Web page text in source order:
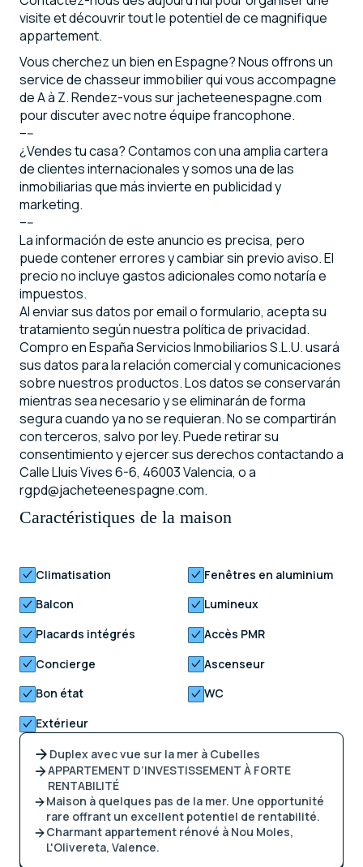
visite et découvrir tout le potentiel de ce magnifique
appartement.
Vous cherchez un bien en Espagne? Nous offrons un
service de chasseur immobilier qui vous accompagne
de A à Z. Rendez-vous sur jacheteenespagne.com
pour discuter avec notre équipe francophone.
–--
¿Vendes tu casa? Contamos con una amplia cartera
de clientes internacionales y somos una de las
inmobiliarias que más invierte en publicidad y
marketing.
–--
La información de este anuncio es precisa, pero
puede contener errores y cambiar sin previo aviso. El
precio no incluye gastos adicionales como notaría e
impuestos.
Al enviar sus datos por email o formulario, acepta su
tratamiento según nuestra política de privacidad.
Compro en España Servicios Inmobiliarios S.L.U. usará
sus datos para la relación comercial y comunicaciones
sobre nuestros productos. Los datos se conservarán
mientras sea necesario y se eliminarán de forma
segura cuando ya no se requieran. No se compartirán
con terceros, salvo por ley. Puede retirar su
consentimiento y ejercer sus derechos contactando a
Calle Lluis Vives 6-6, 46003 Valencia, o a
rgpd@jacheteenespagne.com.
Caractéristiques de la maison
Climatisation
Fenêtres en aluminium
Balcon
Lumineux
Placards intégrés
Accès PMR
Concierge
Ascenseur
Bon état
WC
Extérieur
Duplex avec vue sur la mer à Cubelles
APPARTEMENT D’INVESTISSEMENT À FORTE
RENTABILITÉ
Maison à quelques pas de la mer. Une opportunité
rare offrant un excellent potentiel de rentabilité.
Charmant appartement rénové à Nou Moles,
L'Olivereta, Valence.